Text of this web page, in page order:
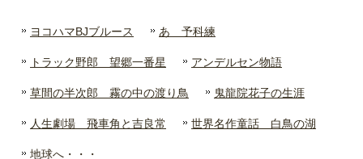
ヨコハマBJブルース あゝ予科練
トラック野郎 望郷一番星 アンデルセン物語
草間の半次郎 霧の中の渡り鳥 鬼龍院花子の生涯
人生劇場 飛車角と吉良常 世界名作童話 白鳥の湖
地球へ・・・